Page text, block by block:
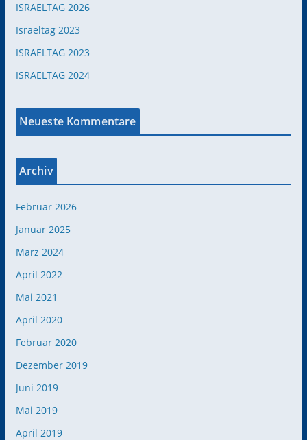
ISRAELTAG 2026
Israeltag 2023
ISRAELTAG 2023
ISRAELTAG 2024
Neueste Kommentare
Archiv
Februar 2026
Januar 2025
März 2024
April 2022
Mai 2021
April 2020
Februar 2020
Dezember 2019
Juni 2019
Mai 2019
April 2019